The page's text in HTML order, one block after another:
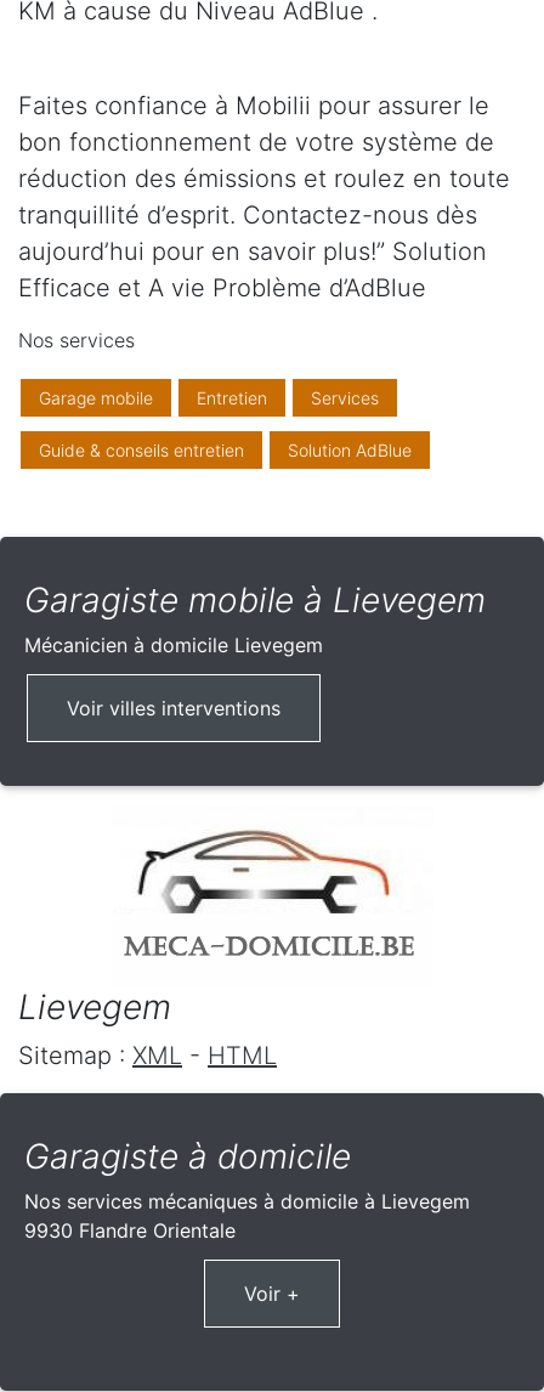
KM à cause du Niveau AdBlue .
Faites confiance à Mobilii pour assurer le
bon fonctionnement de votre système de
réduction des émissions et roulez en toute
tranquillité d’esprit. Contactez-nous dès
aujourd’hui pour en savoir plus!” Solution
Efficace et A vie Problème d’AdBlue
Nos services
Garage mobile Entretien Services
Guide & conseils entretien Solution AdBlue
Garagiste mobile à Lievegem
Mécanicien à domicile Lievegem
Voir villes interventions
Lievegem
Sitemap : XML - HTML
Garagiste à domicile
Nos services mécaniques à domicile à Lievegem
9930 Flandre Orientale
Voir +